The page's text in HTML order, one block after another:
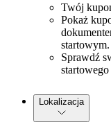
Twój
Pokaż
startowym.
Sprawdź
Lokalizacja